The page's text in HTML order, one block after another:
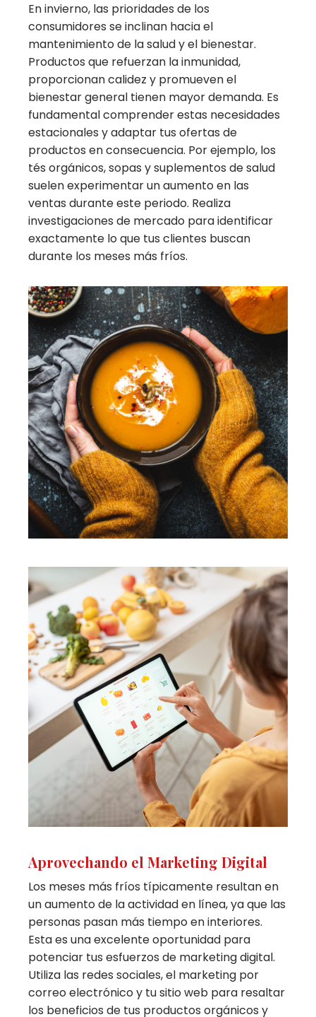
En invierno, las prioridades de los
consumidores se inclinan hacia el
mantenimiento de la salud y el bienestar.
Productos que refuerzan la inmunidad,
proporcionan calidez y promueven el
bienestar general tienen mayor demanda. Es
fundamental comprender estas necesidades
estacionales y adaptar tus ofertas de
productos en consecuencia. Por ejemplo, los
tés orgánicos, sopas y suplementos de salud
suelen experimentar un aumento en las
ventas durante este periodo. Realiza
investigaciones de mercado para identificar
exactamente lo que tus clientes buscan
durante los meses más fríos.
Aprovechando el Marketing Digital
Los meses más fríos típicamente resultan en
un aumento de la actividad en línea, ya que las
personas pasan más tiempo en interiores.
Esta es una excelente oportunidad para
potenciar tus esfuerzos de marketing digital.
Utiliza las redes sociales, el marketing por
correo electrónico y tu sitio web para resaltar
los beneficios de tus productos orgánicos y